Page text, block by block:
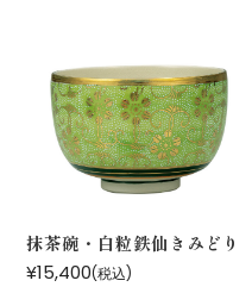
抹茶碗・白粒鉄仙きみどり
¥15,400(税込)